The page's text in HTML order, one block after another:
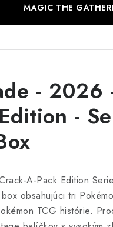
MAGIC THE
- 2026
-
A-Pack Edition
obsahujúci tri
TCG histórie.